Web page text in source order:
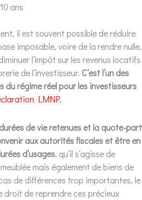
ans
il est souvent possible de réduire
imposable, voire de la rendre nulle,
l’impôt sur les revenus locatifs
de l’investisseur. C’est l’un des
régime réel pour les investisseurs
LMNP.
de vie retenues et la quote-part
aux autorités fiscales et être en
d’usages, qu’il s’agisse de
mais également de biens de
de différences trop importantes, le
droit de reprendre ces précieux